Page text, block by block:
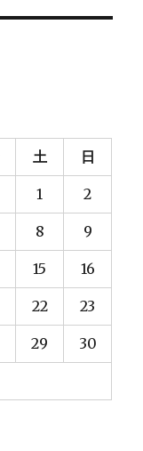
土 日
1 2
8 9
15 16
22 23
29 30